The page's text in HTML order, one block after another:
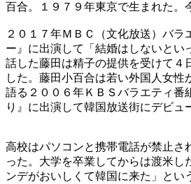
百合。１９７９年東京で生まれた。
２０１７年ＭＢＣ（文化放送）バラ
ー』に出演して「結婚はしないとい
話した藤田は精子の提供を受けて４
した。藤田小百合は若い外国人女性
語る２００６年ＫＢＳバラエティ番
り』に出演して韓国放送街にデビュ
高校はパソコンと携帯電話が禁止さ
った。大学を卒業してからは渡米し
ンデがおいしくて韓国に来た」とい